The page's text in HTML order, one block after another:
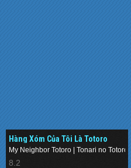
Hàng Xóm Của Tôi Là Totoro
(1988)
My Neighbor Totoro | Tonari no Totoro
8.2